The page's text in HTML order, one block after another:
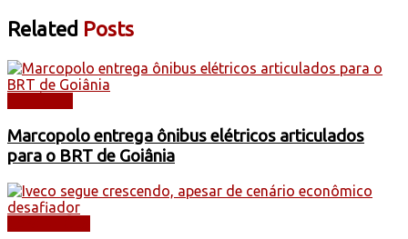
Related Posts
Marcopolo entrega ônibus elétricos articulados
para o BRT de Goiânia